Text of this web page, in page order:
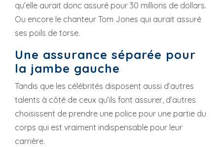
qu’elle aurait donc assuré pour 30 millions de dollars.
Ou encore le chanteur Tom Jones qui aurait assuré
ses poils de torse.
Une assurance séparée pour
la jambe gauche
Tandis que les célébrités disposent aussi d’autres
talents à côté de ceux qu’ils font assurer, d’autres
choisissent de prendre une police pour une partie du
corps qui est vraiment indispensable pour leur
carrière.